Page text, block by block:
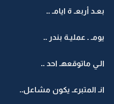
بعـد أربعـ ة ايامـ ..
يومـ ـ عمليـة بندر ..
الـي ماتوقعهـ احد ..
انـ المتبرعـ يكون مشاعل..